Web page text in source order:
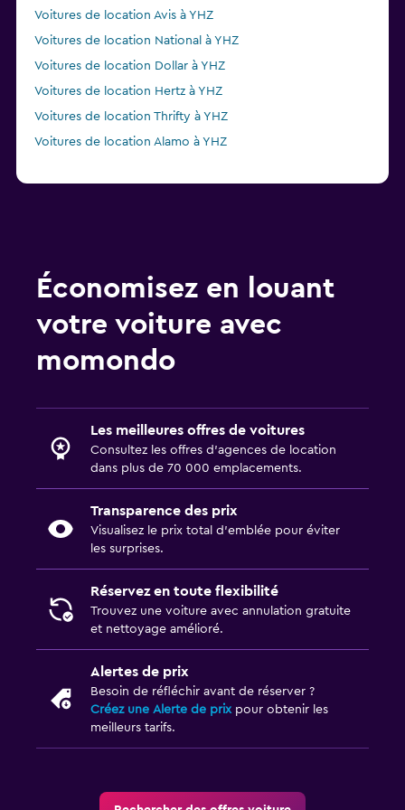
Voitures de location Avis à YHZ
Voitures de location National à YHZ
Voitures de location Dollar à YHZ
Voitures de location Hertz à YHZ
Voitures de location Thrifty à YHZ
Voitures de location Alamo à YHZ
Économisez en louant
votre voiture avec
momondo
Les meilleures offres de voitures
Consultez les offres d’agences de location
dans plus de 70 000 emplacements.
Transparence des prix
Visualisez le prix total d’emblée pour éviter
les surprises.
Réservez en toute flexibilité
Trouvez une voiture avec annulation gratuite
et nettoyage amélioré.
Alertes de prix
Besoin de réfléchir avant de réserver ?
Créez une Alerte de prixpour obtenir les
meilleurs tarifs.